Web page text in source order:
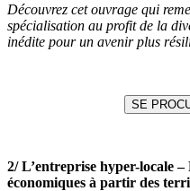
Découvrez cet ouvrage qui
spécialisation au profit de la
inédite pour un avenir plus
SE
2/ L’entreprise hyper-locale –
économiques à partir des